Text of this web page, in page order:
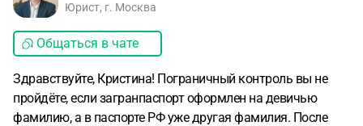
Юрист, г. Москва
Общаться в чате
Здравствуйте, Кристина! Пограничный контроль вы не
пройдёте, если загранпаспорт оформлен на девичью
фамилию, а в паспорте РФ уже другая фамилия. После